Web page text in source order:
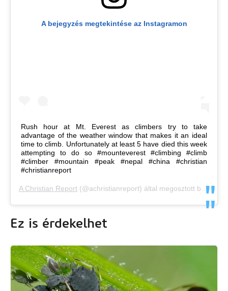
A bejegyzés megtekintése az Instagramon
Rush hour at Mt. Everest as climbers try to take
advantage of the weather window that makes it an ideal
time to climb. Unfortunately at least 5 have died this week
attempting to do so #mounteverest #climbing #climb
#climber #mountain #peak #nepal #china #christian
#christianreport
A Christian Report (@achristianreport) által megosztott bejegyzés,
Ez is érdekelhet